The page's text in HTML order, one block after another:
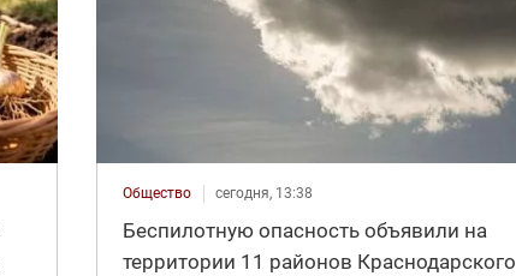
Общество сегодня, 13:38
Беспилотную опасность объявили на
территории 11 районов Краснодарского